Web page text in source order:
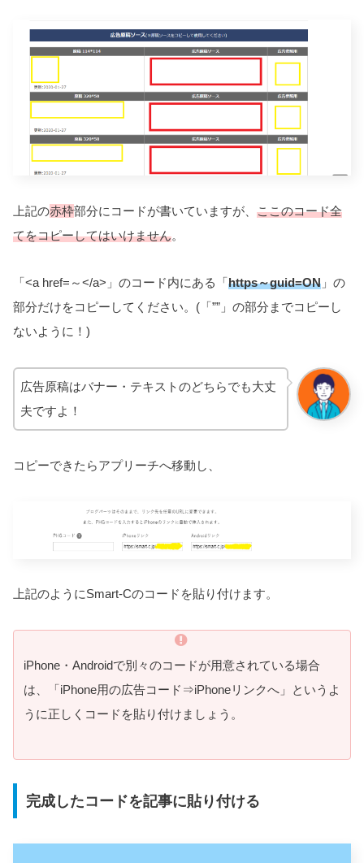
上記の赤枠部分にコードが書いていますが、 ここのコード全
てをコピーしてはいけません。
「<a href=～</a>」のコード内にある「https～guid=ON 」の
部分だけをコピーしてください。(「””」の部分までコピーし
ないように！)
広告原稿はバナー・テキストのどちらでも大丈
夫ですよ！
コピーできたらアプリーチへ移動し、
上記のようにSmart-Cのコードを貼り付けます。
iPhone・Androidで別々のコードが用意されている場合
は、「iPhone用の広告コード⇒iPhoneリンクへ」というよ
うに正しくコードを貼り付けましょう。
完成したコードを記事に貼り付ける